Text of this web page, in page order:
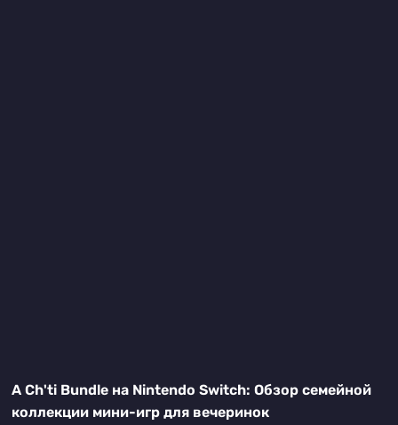
A Ch'ti Bundle на Nintendo Switch: Обзор семейной
коллекции мини-игр для вечеринок